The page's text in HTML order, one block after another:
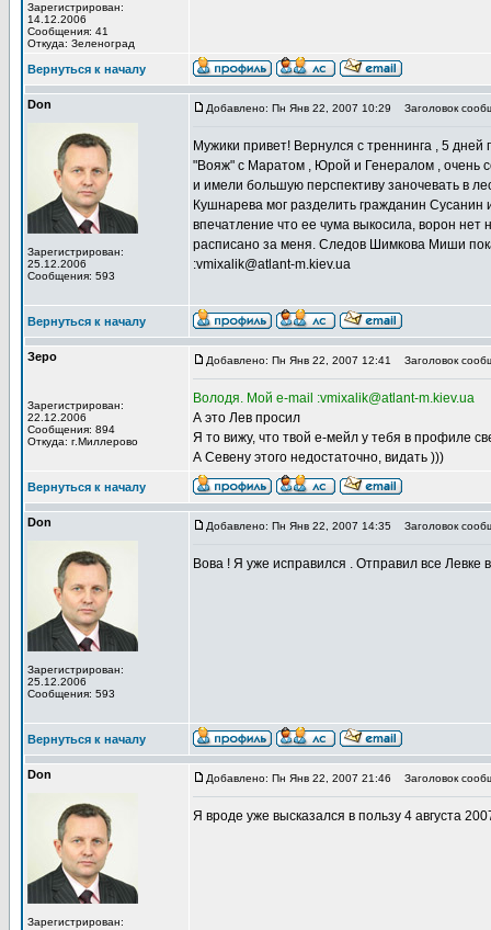
Зарегистрирован:
14.12.2006
Сообщения: 41
Откуда: Зеленоград
Вернуться к началу
Don
Зарегистрирован:
25.12.2006
Сообщения: 593
Добавлено: Пн Янв 22, 2007 10:29 Заголовок
Мужики привет! Вернулся с треннинга , 5
"Вояж" с Маратом , Юрой и Генералом , очень
и имели большую перспективу заночевать в
Кушнарева мог разделить гражданин Сусанин
впечатление что ее чума выкосила, ворон нет
расписано за меня. Следов Шимкова Миши
:vmixalik@atlant-m.kiev.ua
Вернуться к началу
Зеро
Зарегистрирован:
22.12.2006
Сообщения: 894
Откуда: г.Миллерово
Добавлено: Пн Янв 22, 2007 12:41 Заголовок
Володя. Мой e-mail :vmixalik@atlant-m.kiev.ua
А это Лев просил
Я то вижу, что твой е-мейл у тебя в профиле
А Севену этого недостаточно, видать )))
Вернуться к началу
Don
Зарегистрирован:
25.12.2006
Сообщения: 593
Добавлено: Пн Янв 22, 2007 14:35 Заголовок
Вова ! Я уже исправился . Отправил все Левке в
Вернуться к началу
Don
Зарегистрирован:
Добавлено: Пн Янв 22, 2007 21:46 Заголовок
Я вроде уже высказался в пользу 4 августа